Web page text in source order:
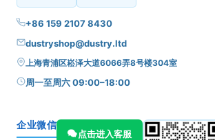
+86 159 2107 8430
dustryshop@dustry.ltd
上海青浦区崧泽大道6066弄8号楼304室
周一至周六 09:00–18:00
企业微信
点击进入客服